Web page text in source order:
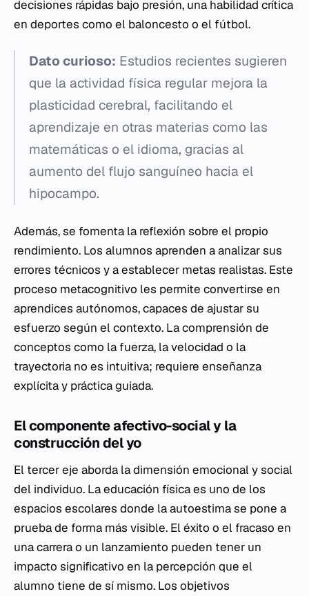
decisiones rápidas bajo presión, una habilidad crítica
en deportes como el baloncesto o el fútbol.
Dato curioso: Estudios recientes sugieren
que la actividad física regular mejora la
plasticidad cerebral, facilitando el
aprendizaje en otras materias como las
matemáticas o el idioma, gracias al
aumento del flujo sanguíneo hacia el
hipocampo.
Además, se fomenta la reflexión sobre el propio
rendimiento. Los alumnos aprenden a analizar sus
errores técnicos y a establecer metas realistas. Este
proceso metacognitivo les permite convertirse en
aprendices autónomos, capaces de ajustar su
esfuerzo según el contexto. La comprensión de
conceptos como la fuerza, la velocidad o la
trayectoria no es intuitiva; requiere enseñanza
explícita y práctica guiada.
El componente afectivo-social y la
construcción del yo
El tercer eje aborda la dimensión emocional y social
del individuo. La educación física es uno de los
espacios escolares donde la autoestima se pone a
prueba de forma más visible. El éxito o el fracaso en
una carrera o un lanzamiento pueden tener un
impacto significativo en la percepción que el
alumno tiene de sí mismo. Los objetivos